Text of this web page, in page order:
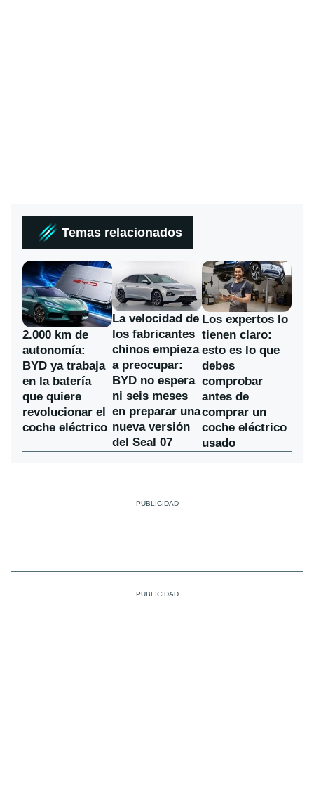
Temas relacionados
2.000 km de
autonomía:
BYD ya trabaja
en la batería
que quiere
revolucionar el
coche eléctrico
La velocidad de
los fabricantes
chinos empieza
a preocupar:
BYD no espera
ni seis meses
en preparar una
nueva versión
del Seal 07
Los expertos lo
tienen claro:
esto es lo que
debes
comprobar
antes de
comprar un
coche eléctrico
usado